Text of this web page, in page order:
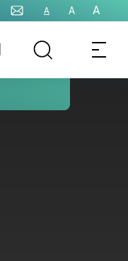
A A A
文件證明
生活資訊